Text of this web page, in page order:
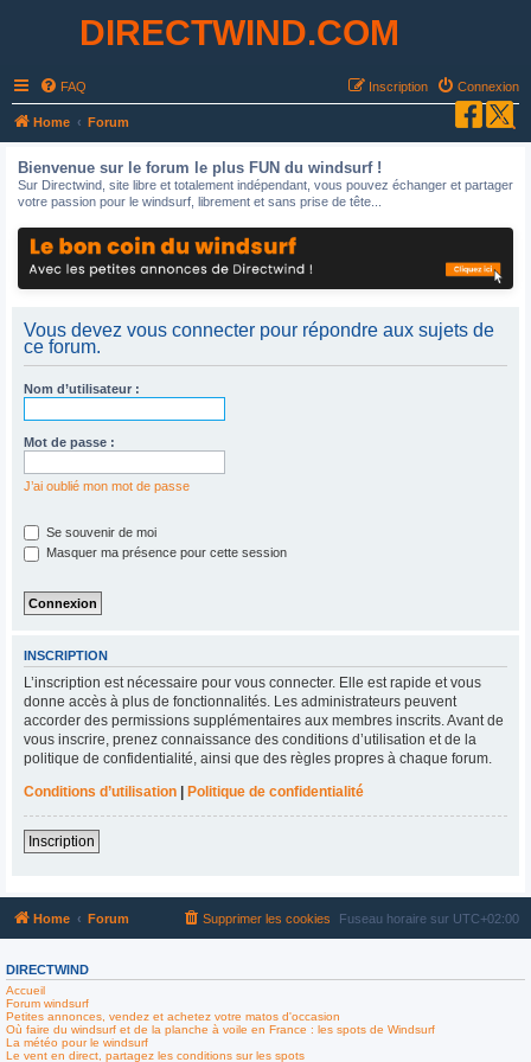
DIRECTWIND.COM
FAQ Connexion
Inscription
Home Forum
Bienvenue sur le forum le plus FUN du windsurf !
Sur Directwind, site libre et totalement indépendant, vous pouvez échanger et partager
votre passion pour le windsurf, librement et sans prise de tête...
Vous devez vous connecter pour répondre aux sujets de
ce forum.
Nom d’utilisateur :
Mot de passe :
J’ai oublié mon mot de passe
Se souvenir de moi
Masquer ma présence pour cette session
INSCRIPTION
L’inscription est nécessaire pour vous connecter. Elle est rapide et vous
donne accès à plus de fonctionnalités. Les administrateurs peuvent
accorder des permissions supplémentaires aux membres inscrits. Avant de
vous inscrire, prenez connaissance des conditions d’utilisation et de la
politique de confidentialité, ainsi que des règles propres à chaque forum.
Conditions d’utilisation
Politique de confidentialité
Inscription
Home Forum Fuseau horaire sur UTC+02:00
Supprimer les cookies
DIRECTWIND
Accueil
Forum windsurf
Petites annonces, vendez et achetez votre matos d'occasion
Où faire du windsurf et de la planche à voile en France : les spots de Windsurf
La météo pour le windsurf
Le vent en direct, partagez les conditions sur les spots